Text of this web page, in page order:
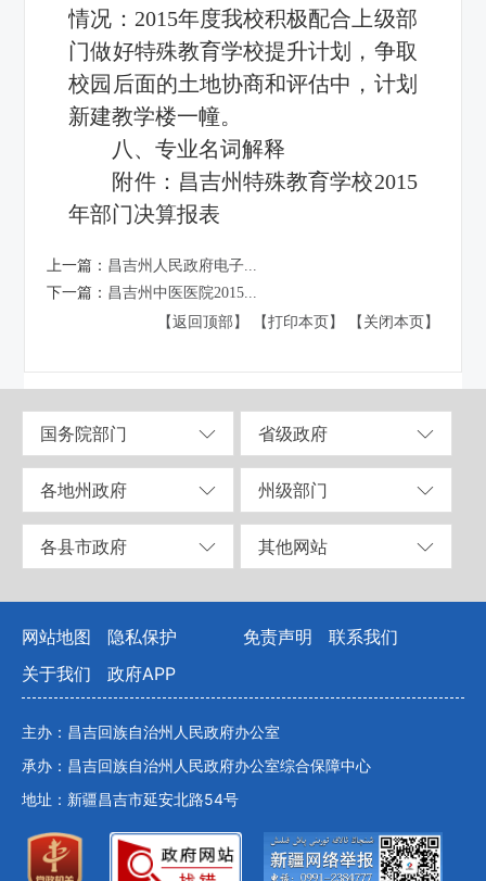
情况：2015年度我校积极配合上级部
门做好特殊教育学校提升计划，争取
校园后面的土地协商和评估中，计划
新建教学楼一幢。
八、专业名词解释
附件： 昌吉州特殊教育学校2015
年部门决算报表
上一篇： 昌吉州人民政府电子...
下一篇： 昌吉州中医医院2015...
【返回顶部】
【打印本页】 【关闭本页】
国务院部门 省级政府
各地州政府 州级部门
各县市政府 其他网站
网站地图 隐私保护 免责声明
联系我们
关于我们
政府APP
主办：昌吉回族自治州人民政府办公室
承办：昌吉回族自治州人民政府办公室综合保障中心
地址：新疆昌吉市延安北路54号